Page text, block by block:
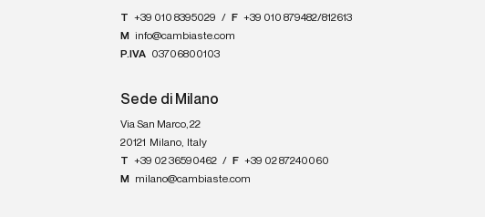
T +39 010 8395029 / F +39 010 879482/812613
M
info@cambiaste.com
P.IVA 03706800103
Sede di Milano
Via San Marco, 22
20121
Milano, Italy
T +39 02 36590462 / F +39 02 87240060
M
milano@cambiaste.com